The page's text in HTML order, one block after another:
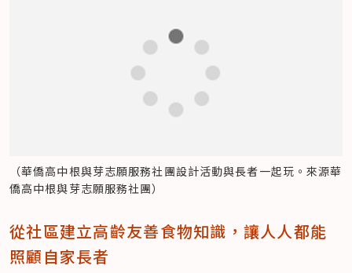
（華僑高中根與芽志願服務社團設計活動與長者一起玩。來源華
僑高中根與芽志願服務社團）
從社區建立高齡友善食物知識，讓人人都能
照顧自家長者